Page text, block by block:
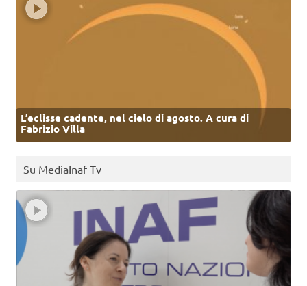
L’eclisse cadente, nel cielo di agosto. A cura di
Fabrizio Villa
Su MediaInaf Tv